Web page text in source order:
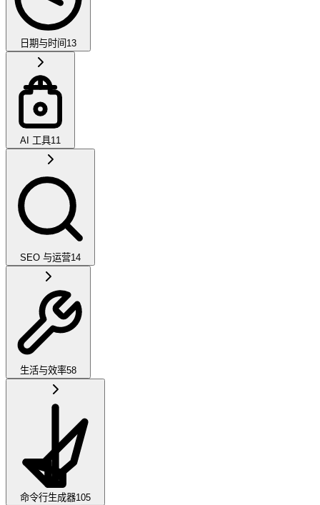
日期与时间 13
AI 工具11
SEO 与运营14
生活与效率58
命令行生成器105